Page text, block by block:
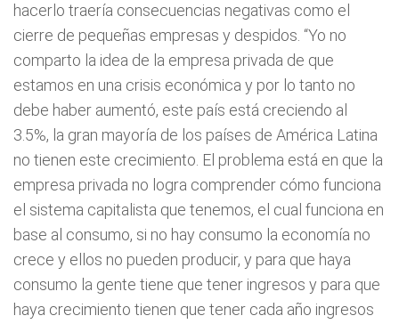
hacerlo traería consecuencias negativas como el
cierre de pequeñas empresas y despidos. “Yo no
comparto la idea de la empresa privada de que
estamos en una crisis económica y por lo tanto no
debe haber aumentó, este país está creciendo al
3.5%, la gran mayoría de los países de América Latina
no tienen este crecimiento. El problema está en que la
empresa privada no logra comprender cómo funciona
el sistema capitalista que tenemos, el cual funciona en
base al consumo, si no hay consumo la economía no
crece y ellos no pueden producir, y para que haya
consumo la gente tiene que tener ingresos y para que
haya crecimiento tienen que tener cada año ingresos